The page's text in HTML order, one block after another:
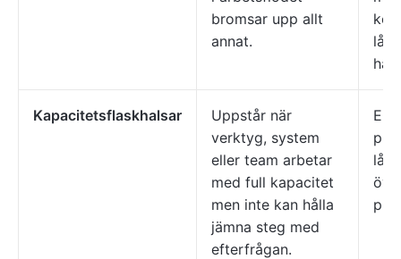
bromsar upp allt
annat.
Kapacitetsflaskhalsar
Uppstår när
verktyg, system
eller team arbetar
med full kapacitet
men inte kan hålla
jämna steg med
efterfrågan.
En